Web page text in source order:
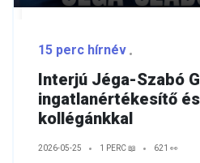
15 perc hírnév
Interjú Jéga-Szabó
ingatlanértékesítő
kollégánkkal
2026-05-25 1 PERC 📖 621 👀